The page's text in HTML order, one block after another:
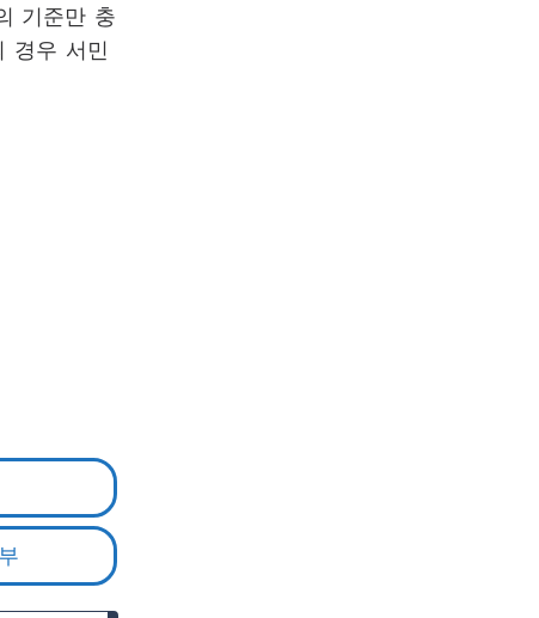
기준만 충
경우 서민